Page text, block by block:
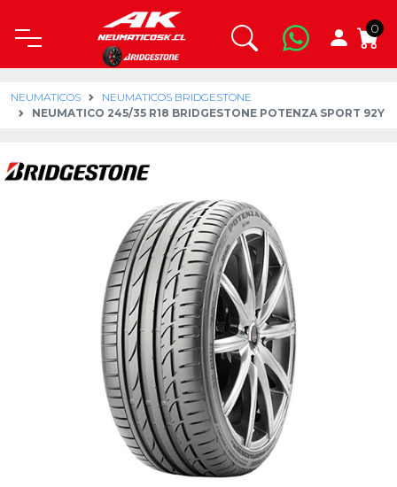
0
NEUMATICOS
NEUMATICOS BRIDGESTONE
NEUMATICO 245/35 R18 BRIDGESTONE POTENZA SPORT 92Y